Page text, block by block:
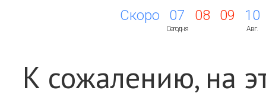
Скоро 07
Сегодня
08 09 10
Авг.
К сожалению, на